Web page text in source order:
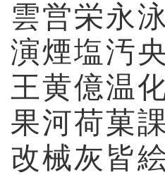
雲営栄永泳
演煙塩汚央
王黄億温化
果河荷菓課
改械灰 皆絵